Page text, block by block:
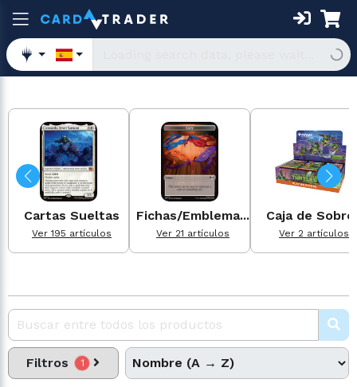
Cartas Sueltas
Ver 195 artículos
Fichas/Emblema...
Ver 21 artículos
Caja de
Ver 2 artículos
Filtros 1